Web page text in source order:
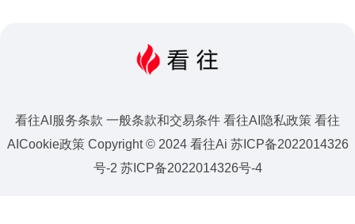
看往AI服务条款 一般条款和交易条件 看往AI隐私政策 看往
AICookie政策 Copyright © 2024 看往Ai 苏ICP备2022014326
号-2 苏ICP备2022014326号-4